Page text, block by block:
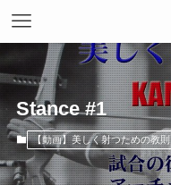
Stance #1
【動画】美しく射つための教則